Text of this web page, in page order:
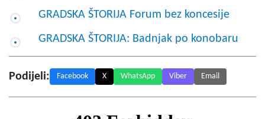
GRADSKA ŠTORIJA Forum bez koncesije
GRADSKA ŠTORIJA: Badnjak po konobaru
Podijeli: Facebook X WhatsApp Viber Email